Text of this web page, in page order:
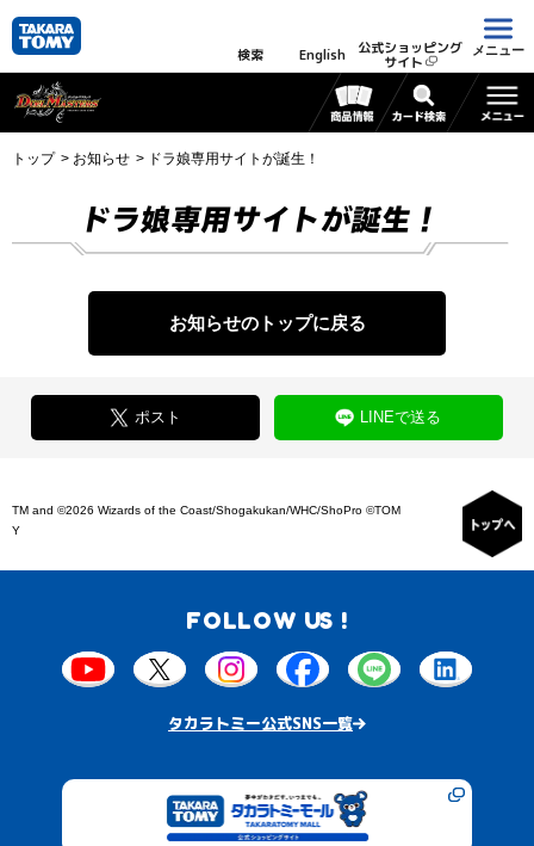
検索 English 公式ショッピング
サイト
メニュー
トップ お知らせ ドラ娘専用サイトが誕生！
ドラ娘専用サイトが誕生！
お知らせのトップに戻る
ポスト LINEで送る
TM and ©2026 Wizards of the Coast/Shogakukan/WHC/ShoPro ©TOM
Y
FOLLOW US !
タカラトミー公式SNS一覧